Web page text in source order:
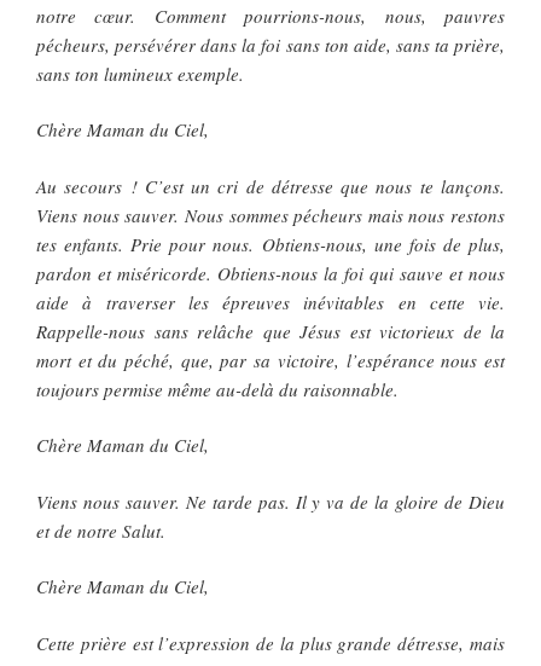
notre cœur. Comment pourrions-nous, nous, pauvres
pécheurs, persévérer dans la foi sans ton aide, sans ta prière,
sans ton lumineux exemple.
Chère Maman du Ciel,
Au secours ! C’est un cri de détresse que nous te lançons.
Viens nous sauver. Nous sommes pécheurs mais nous restons
tes enfants. Prie pour nous. Obtiens-nous, une fois de plus,
pardon et miséricorde. Obtiens-nous la foi qui sauve et nous
aide à traverser les épreuves inévitables en cette vie.
Rappelle-nous sans relâche que Jésus est victorieux de la
mort et du péché, que, par sa victoire, l’espérance nous est
toujours permise même au-delà du raisonnable.
Chère Maman du Ciel,
Viens nous sauver. Ne tarde pas. Il y va de la gloire de Dieu
et de notre Salut.
Chère Maman du Ciel,
Cette prière est l’expression de la plus grande détresse, mais